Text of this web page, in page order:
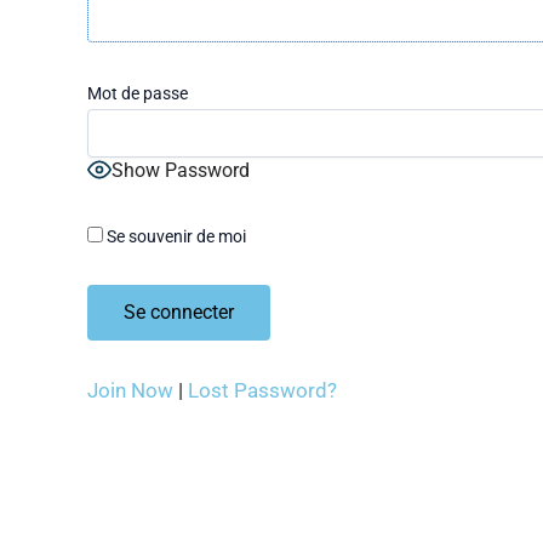
Mot de passe
Show Password
Se souvenir de moi
Join Now | Lost Password?